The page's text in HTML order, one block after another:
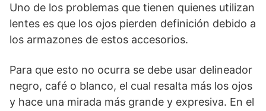
Uno de los problemas que tienen quienes utilizan
lentes es que los ojos pierden definición debido a
los armazones de estos accesorios.
Para que esto no ocurra se debe usar delineador
negro, café o blanco, el cual resalta más los ojos
y hace una mirada más grande y expresiva. En el